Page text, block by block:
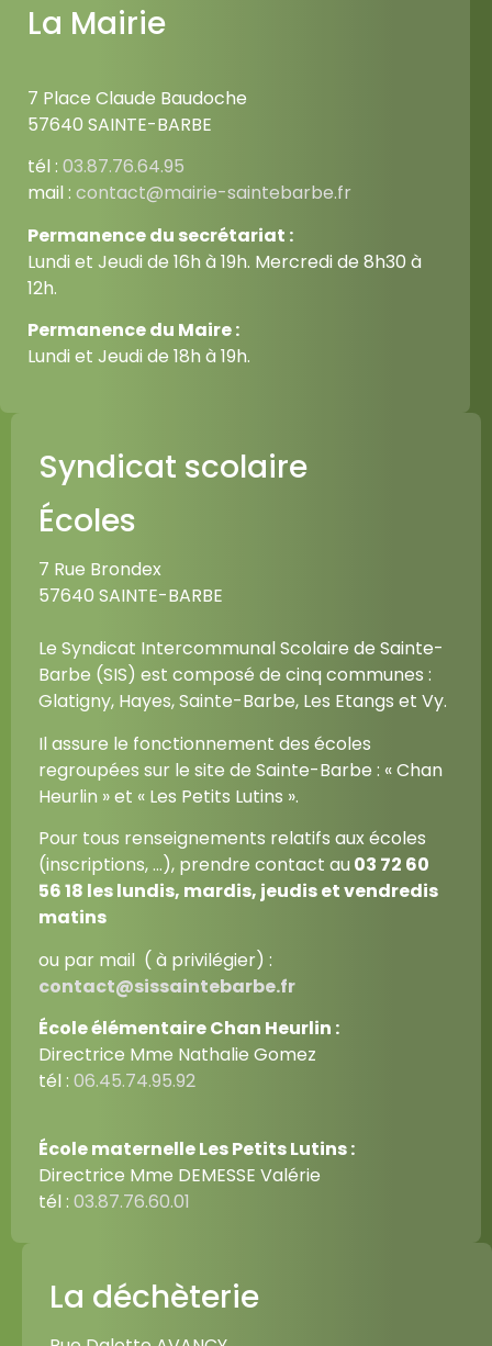
La Mairie
7 Place Claude Baudoche
57640 SAINTE-BARBE
tél : 03.87.76.64.95
mail : contact@mairie-saintebarbe.fr
Permanence du secrétariat :
Lundi et Jeudi de 16h à 19h. Mercredi de 8h30 à
12h.
Permanence du Maire :
Lundi et Jeudi de 18h à 19h.
Syndicat scolaire
Écoles
7 Rue Brondex
57640 SAINTE-BARBE
Le Syndicat Intercommunal Scolaire de Sainte-
Barbe (SIS) est composé de cinq communes :
Glatigny, Hayes, Sainte-Barbe, Les Etangs et Vy.
Il assure le fonctionnement des écoles
regroupées sur le site de Sainte-Barbe : « Chan
Heurlin » et « Les Petits Lutins ».
Pour tous renseignements relatifs aux écoles
(inscriptions, …), prendre contact au03 72 60
56 18 les lundis, mardis, jeudis et vendredis
matins
ou par mail ( à privilégier) :
contact@sissaintebarbe.fr
École élémentaire Chan Heurlin :
Directrice Mme Nathalie Gomez
tél : 06.45.74.95.92
École maternelle Les Petits Lutins :
Directrice Mme DEMESSE Valérie
tél : 03.87.76.60.01
La déchèterie